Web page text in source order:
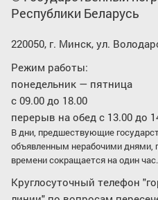
Республики Беларусь
220050, г. Минск, ул.
Режим работы:
понедельник — пятница
с 09.00 до 18.00
перерыв на обед с 13.00 до
В дни, предшествующие
объявленным нерабочими днями,
времени сокращается на один час.
Круглосуточный телефон